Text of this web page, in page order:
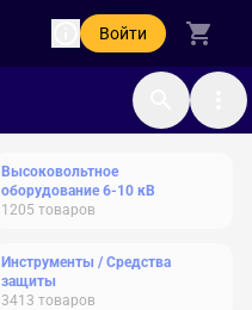
Войти
Высоковольтное
оборудование 6-10 кВ
1205 товаров
Инструменты / Средства
защиты
3413 товаров